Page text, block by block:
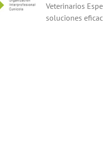
Veterinarios
soluciones